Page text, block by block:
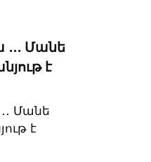
Մանե
է
Մանե
է